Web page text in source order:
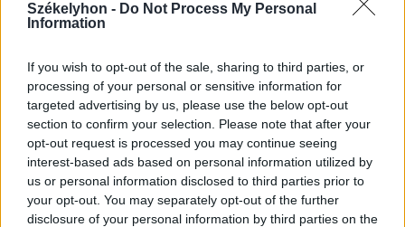
Székelyhon - Do Not Process My Personal
Information
If you wish to opt-out of the sale, sharing to third parties, or
processing of your personal or sensitive information for
targeted advertising by us, please use the below opt-out
section to confirm your selection. Please note that after your
opt-out request is processed you may continue seeing
interest-based ads based on personal information utilized by
us or personal information disclosed to third parties prior to
your opt-out. You may separately opt-out of the further
disclosure of your personal information by third parties on the
Hasznos
Impresszum